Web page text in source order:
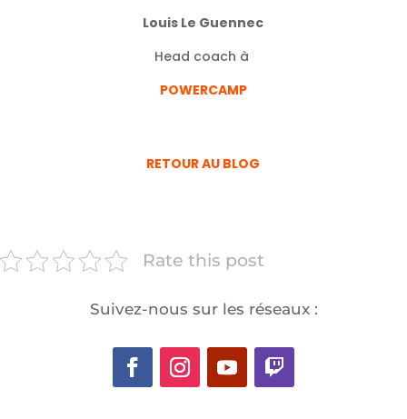
Louis Le Guennec
Head coach à
POWERCAMP
RETOUR AU BLOG
Rate this post
Suivez-nous sur les réseaux :